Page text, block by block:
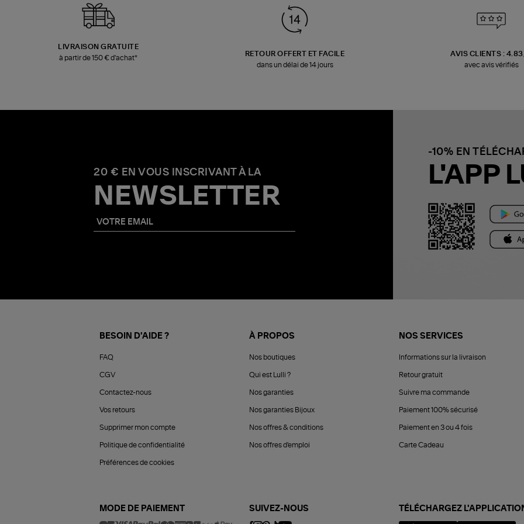
LIVRAISON GRATUITE
à partir de 150 € d'achat*
RETOUR OFFERT ET FACILE
dans un délai de 14 jours
AVIS CLIENTS :
avec avis vérifiés
20 € EN VOUS INSCRIVANT À LA
NEWSLETTER
-10% EN
L'APP
BESOIN D'AIDE ?
FAQ
CGV
Contactez-nous
Vos retours
Supprimer mon compte
Politique de confidentialité
Préférences de cookies
À PROPOS
Nos boutiques
Qui est Lulli ?
Nos garanties
Nos garanties Bijoux
Nos offres & conditions
Nos offres d'emploi
NOS SERVICES
Informations sur la livraison
Retour gratuit
Suivre ma commande
Paiement 100% sécurisé
Paiement en 3 ou 4 fois
Carte Cadeau
MODE DE PAIEMENT SUIVEZ-NOUS TÉLÉCHARGEZ